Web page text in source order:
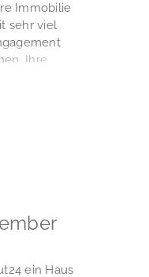
Immobilie
sehr viel
Ihre
nicht zuletzt an
Einsatz, mit
bis über
beraten
ihr
ein Haus